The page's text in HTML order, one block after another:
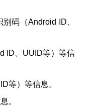
码（Android ID、
ID、UUID等）等信
等）等信息。
。